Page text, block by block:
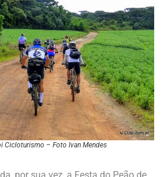
Cicloturismo – Foto Ivan Mendes